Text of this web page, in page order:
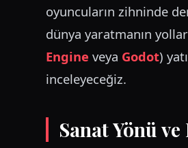
oyuncuların zihninde
dünya yaratmanın
Engine veya Godot)
inceleyeceğiz.
Sanat Yönü